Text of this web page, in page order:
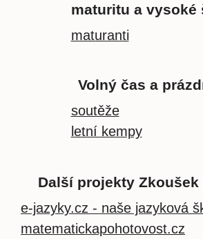
maturitu a vysoké
maturanti
Volný čas a
soutěže
letní kempy
Další projekty
e-jazyky.cz - naše jazyková
matematickapohotovost.cz